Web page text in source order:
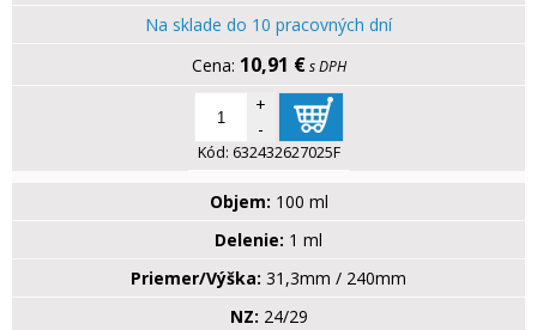
Na sklade do 10 pracovných dní
10,91 € s DPH
+
-
Kód: 632432627025F
Objem: 100 ml
Delenie: 1 ml
Priemer/Výška: 31,3mm / 240mm
NZ: 24/29